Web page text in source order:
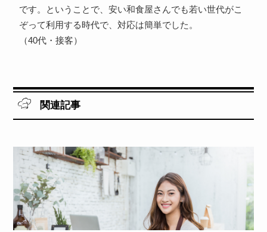
です。ということで、安い和食屋さんでも若い世代がこ
ぞって利用する時代で、対応は簡単でした。
（40代・接客）
関連記事